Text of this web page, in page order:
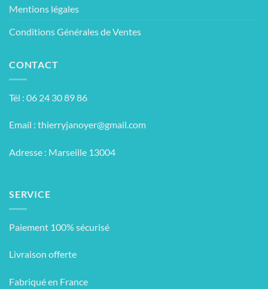
Mentions légales
Conditions Générales de Ventes
CONTACT
Tél : 06 24 30 89 86
Email : thierryjanoyer@gmail.com
Adresse : Marseille 13004
SERVICE
Paiement 100% sécurisé
Livraison offerte
Fabriqué en France